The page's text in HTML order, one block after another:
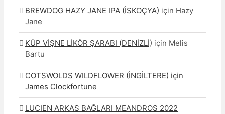
BREWDOG HAZY JANE IPA (İSKOÇYA) için Hazy
Jane
KÜP VİŞNE LİKÖR ŞARABI (DENİZLİ) için Melis
Bartu
COTSWOLDS WILDFLOWER (İNGİLTERE) için
James Clockfortune
LUCIEN ARKAS BAĞLARI MEANDROS 2022